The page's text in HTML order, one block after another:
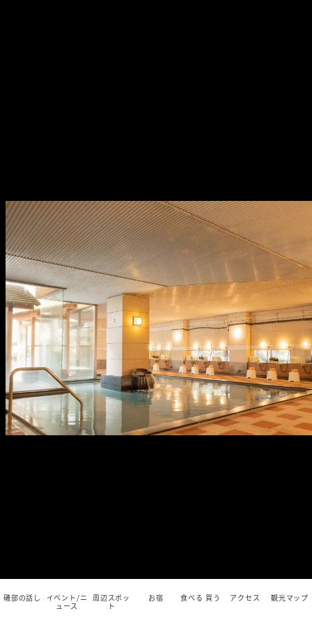
磯部の話し
イベント/ニ
ュース
周辺スポッ
ト
お宿 食べる 買う アクセス 観光マップ